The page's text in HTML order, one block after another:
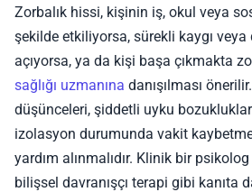
Zorbalık hissi, kişinin iş, okul veya
şekilde etkiliyorsa, sürekli kaygı
açıyorsa, ya da kişi başa çıkmakta
sağlığı uzmanına danışılması
düşünceleri, şiddetli uyku
izolasyon durumunda vakit
yardım alınmalıdır. Klinik bir
bilişsel davranışçı terapi gibi kanıta